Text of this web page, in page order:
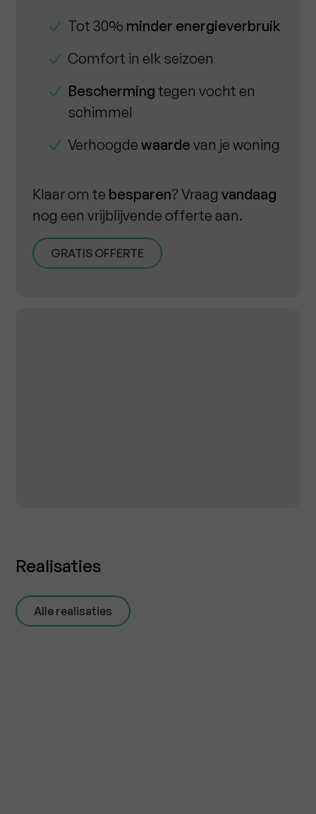
Tot 30% minder energieverbruik
Comfort in elk seizoen
Bescherming tegen vocht en
schimmel
Verhoogdewaardevan je woning
Klaar om te besparen? Vraagvandaag
nog een vrijblijvende offerte aan.
GRATIS OFFERTE
Realisaties
Alle realisaties